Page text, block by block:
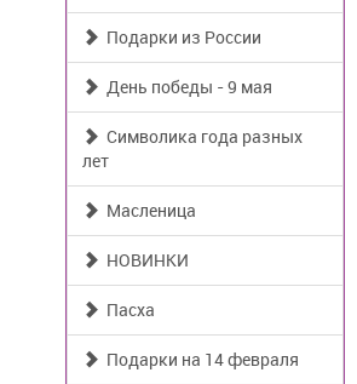
Подарки из России
День победы - 9 мая
Символика года разных
лет
Масленица
НОВИНКИ
Пасха
Подарки на 14 февраля